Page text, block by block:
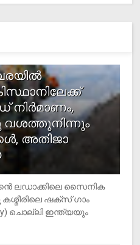
വശത്തുനിന്നും
അതിജാ​
ലഡാക്കിലെ സൈനിക
കശ്മീരിലെ ഷക്സ് ​ഗാം
ചൊല്ലി ഇന്ത്യയും